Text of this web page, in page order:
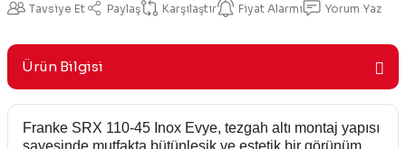
Tavsiye Et Paylaş Karşılaştır Fiyat Alarmı Yorum Yaz
Ürün Bilgisi
Franke SRX 110-45 Inox Evye, tezgah altı montaj yapısı